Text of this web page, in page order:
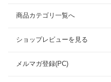
商品カテゴリ一覧へ
ショップレビューを見る
メルマガ登録(PC)